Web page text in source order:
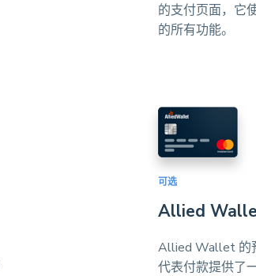
的支付页面，它
的所有功能。
可选
Allied
Allied Wallet 的
代表付款提供了